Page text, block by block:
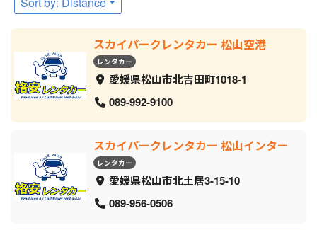
スカイパークレンタカー 松山空港
レンタカー
愛媛県松山市北吉田町1018-1
089-992-9100
スカイパークレンタカー 松山インター
レンタカー
愛媛県松山市北土居3-15-10
089-956-0506